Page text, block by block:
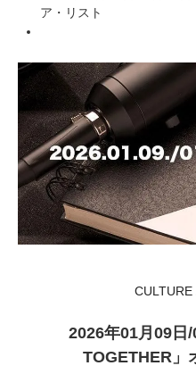
ア・リスト
2026年01月09日
TOGETHER」